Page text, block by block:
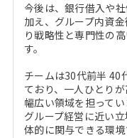
今後は、銀行借入や
加え、グループ内資
り戦略性と専門性の
す。
チームは30代前半 40
ており、一人ひとり
幅広い領域を担ってい
グループ経営に近い
体的に関与できる環境